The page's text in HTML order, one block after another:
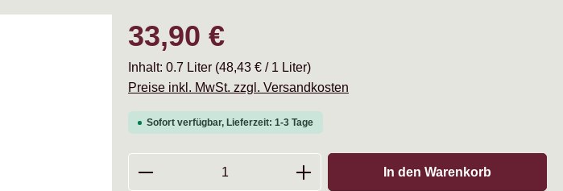
Regulärer Preis:
33,90 €
Inhalt: 0.7 Liter (48,43 € / 1 Liter)
Preise inkl. MwSt. zzgl. Versandkosten
Sofort verfügbar, Lieferzeit: 1-3 Tage
Produkt Anzahl: Gib den gewünschten Wert ein
In den Warenkorb